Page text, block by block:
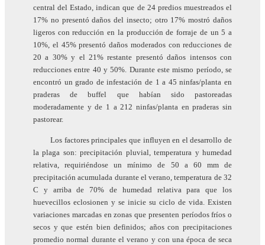
central del Estado, indican que de 24 predios muestreados el
17% no presentó daños del insecto; otro 17% mostró daños
ligeros con reducción en la producción de forraje de un 5 a
10%, el 45% presentó daños moderados con reducciones de
20 a 30% y el 21% restante presentó daños intensos con
reducciones entre 40 y 50%. Durante este mismo período, se
encontró un grado de infestación de 1 a 45 ninfas/planta en
praderas de buffel que habían sido pastoreadas
moderadamente y de 1 a 212 ninfas/planta en praderas sin
pastorear.
Los factores principales que influyen en el desarrollo de
la plaga son: precipitación pluvial, temperatura y humedad
relativa, requiriéndose un mínimo de 50 a 60 mm de
precipitación acumulada durante el verano, temperatura de 32
C y arriba de 70% de humedad relativa para que los
huevecillos eclosionen y se inicie su ciclo de vida. Existen
variaciones marcadas en zonas que presenten períodos fríos o
secos y que estén bien definidos; años con precipitaciones
promedio normal durante el verano y con una época de seca